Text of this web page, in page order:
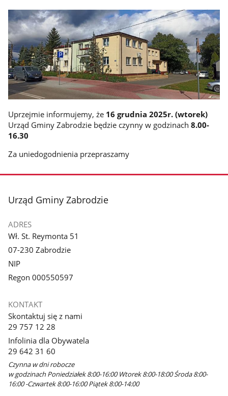
Uprzejmie informujemy, że16 grudnia 2025r. (wtorek)
Urząd Gminy Zabrodzie będzie czynny w godzinach 8.00-
16.30
Za uniedogodnienia przepraszamy
stopka
Urząd Gminy Zabrodzie
ADRES
Wł. St. Reymonta 51
07-230 Zabrodzie
NIP
Regon 000550597
KONTAKT
Skontaktuj się z nami
29 757 12 28
Infolinia dla Obywatela
29 642 31 60
Czynna w dni robocze
w godzinach Poniedziałek 8:00-16:00 Wtorek 8:00-18:00 Środa 8:00-
16:00 -Czwartek 8:00-16:00 Piątek 8:00-14:00